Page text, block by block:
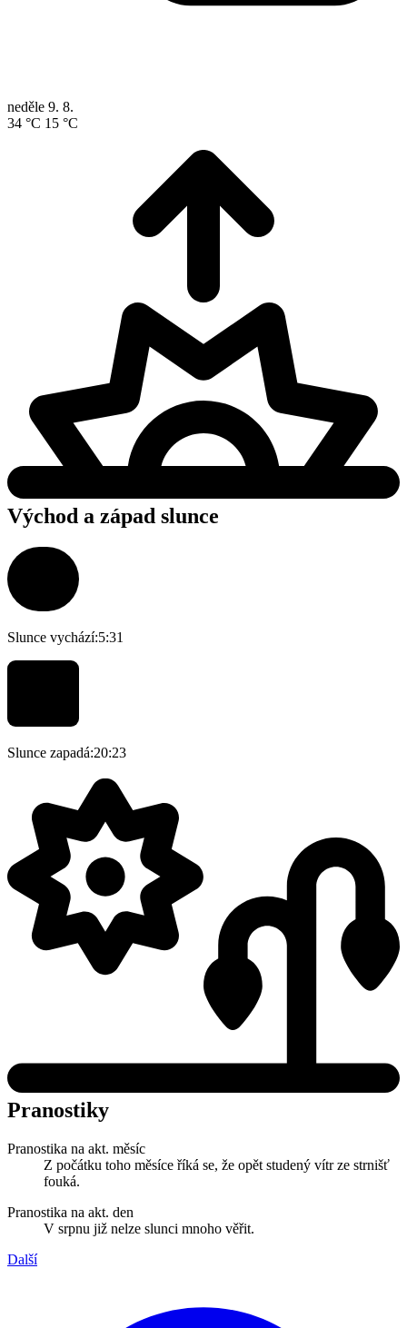
neděle 9. 8.
34 °C 15 °C
Východ a západ slunce
Slunce vychází:5:31
Slunce zapadá:20:23
Pranostiky
Pranostika na akt. měsíc
Z počátku toho měsíce říká se, že opět studený vítr ze strnišť
fouká.
Pranostika na akt. den
V srpnu již nelze slunci mnoho věřit.
Další